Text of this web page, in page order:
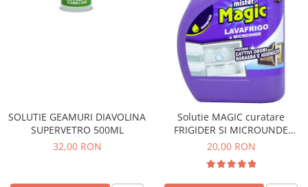
SOLUTIE GEAMURI DIAVOLINA
SUPERVETRO 500ML
32,00 RON
Solutie MAGIC curatare
FRIGIDER SI MICROUNDE
500ML
20,00 RON